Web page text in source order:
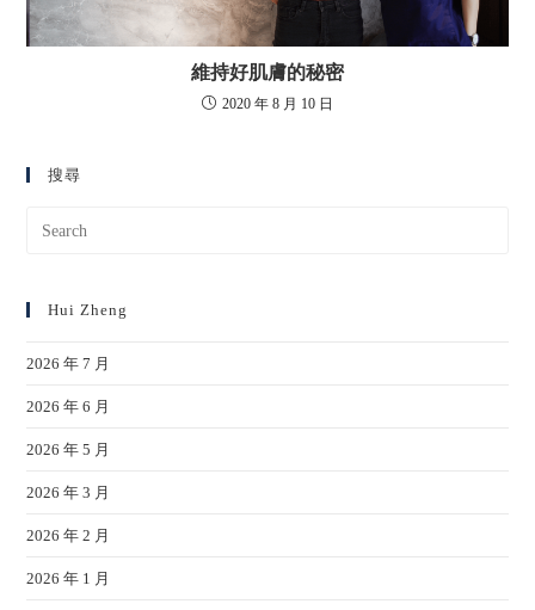
維持好肌膚的秘密
2020 年 8 月 10 日
搜尋
Hui Zheng
2026 年 7 月
2026 年 6 月
2026 年 5 月
2026 年 3 月
2026 年 2 月
2026 年 1 月